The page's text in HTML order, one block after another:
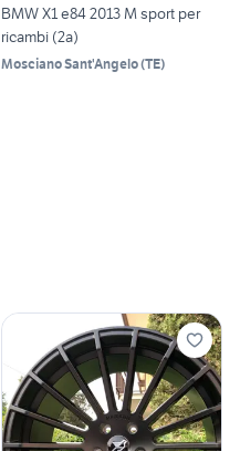
BMW X1 e84 2013 M sport per
ricambi (2a)
Mosciano Sant'Angelo(TE)